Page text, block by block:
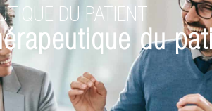
DU PATIENT
du